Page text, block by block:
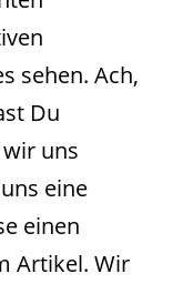
sehen. Ach,
Du
uns
eine
einen
Artikel. Wir